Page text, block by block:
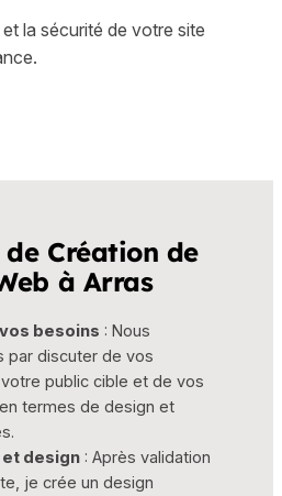
la sécurité de votre site
de Création de
à Arras
besoins : Nous
par discuter de vos
public cible et de vos
termes de design et
design: Après validation
je crée un design